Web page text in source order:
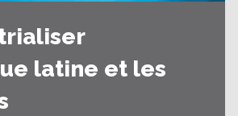
latine et les